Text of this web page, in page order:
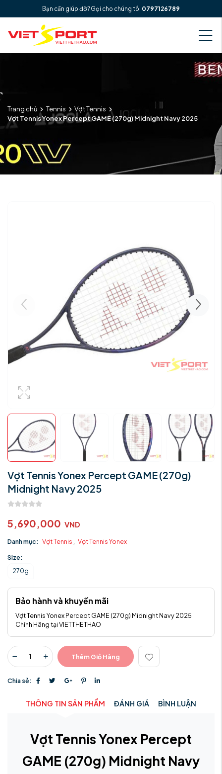
Bạn cần giúp đỡ? Gọi cho chúng tôi 0797126789
Trang chủ Tennis
Vợt Tennis
Vợt Tennis Yonex Percept GAME (270g) Midnight Navy 2025
Vợt Tennis Yonex Percept GAME (270g)
Midnight Navy 2025
5,690,000 VND
Danh mục: Vợt Tennis , Vợt Tennis Yonex
Size:
270g
Bảo hành và khuyến mãi
Vợt Tennis Yonex Percept GAME (270g) Midnight Navy 2025
Chính Hãng tại VIETTHETHAO
Thêm Giỏ Hàng
Chia sẻ:
THÔNG TIN SẢN PHẨM ĐÁNH GIÁ BÌNH LUẬN
Vợt Tennis Yonex Percept
GAME (270g) Midnight Navy